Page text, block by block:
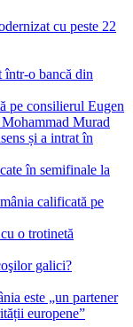
cu peste 22
într-o bancă din
pe consilierul Eugen
Murad
și a intrat în
în semifinale la
calificată pe
o trotinetă
galici?
este „un partener
europene”